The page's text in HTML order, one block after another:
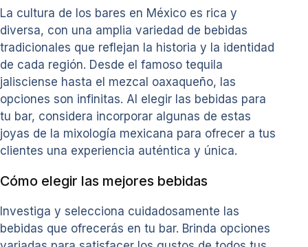
La cultura de los bares en México es rica y
diversa, con una amplia variedad de bebidas
tradicionales que reflejan la historia y la identidad
de cada región. Desde el famoso tequila
jalisciense hasta el mezcal oaxaqueño, las
opciones son infinitas. Al elegir las bebidas para
tu bar, considera incorporar algunas de estas
joyas de la mixología mexicana para ofrecer a tus
clientes una experiencia auténtica y única.
Cómo elegir las mejores bebidas
Investiga y selecciona cuidadosamente las
bebidas que ofrecerás en tu bar. Brinda opciones